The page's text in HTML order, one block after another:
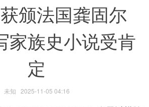
颁法国龚固尔
族史小说受肯
定
未知 2025-11-05 04:16